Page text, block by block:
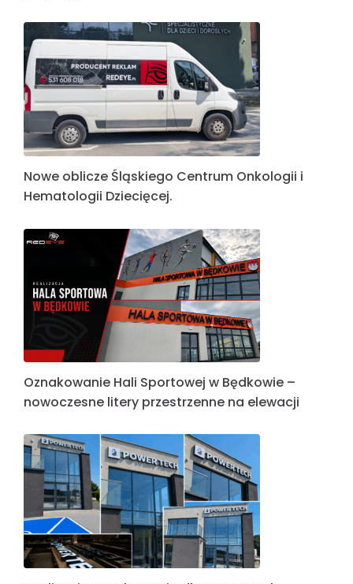
Nowe oblicze Śląskiego Centrum Onkologii i
Hematologii Dziecięcej.
Oznakowanie Hali Sportowej w Będkowie –
nowoczesne litery przestrzenne na elewacji